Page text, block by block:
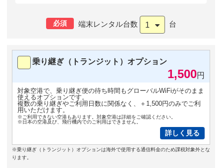
必須 端末レンタル台数 1 台
乗り継ぎ（トランジット）オプション
1,500円
対象空港で、乗り継ぎ便の待ち時間もグローバルWiFiがそのまま
使えるオプションです。
複数の乗り継ぎやご利用日数に関係なく、＋1,500円のみでご利
用いただけます。
※ご利用できない空港もあります。対象空港は詳細をご確認ください。
※日本の空港及び、飛行機内でのご利用はできません。
詳しく見る
※乗り継ぎ（トランジット）オプションは海外で使用する通信料金のため課税対象外とな
ります。